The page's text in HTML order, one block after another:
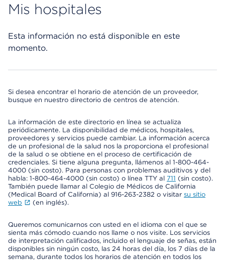
Mis hospitales
Esta información no está disponible en este
momento.
Si desea encontrar el horario de atención de un proveedor,
busque en nuestro directorio de centros de atención.
La información de este directorio en línea se actualiza
periódicamente. La disponibilidad de médicos, hospitales,
proveedores y servicios puede cambiar. La información acerca
de un profesional de la salud nos la proporciona el profesional
de la salud o se obtiene en el proceso de certificación de
credenciales. Si tiene alguna pregunta, llámenos al 1-800-464-
4000 (sin costo). Para personas con problemas auditivos y del
habla: 1-800-464-4000 (sin costo) o línea TTY al 711 (sin costo).
También puede llamar al Colegio de Médicos de California
(Medical Board of California) al 916-263-2382 o visitar su sitio
web
(en inglés).
Queremos comunicarnos con usted en el idioma con el que se
sienta más cómodo cuando nos llame o nos visite. Los servicios
de interpretación calificados, incluido el lenguaje de señas, están
disponibles sin ningún costo, las 24 horas del día, los 7 días de la
semana, durante todos los horarios de atención en todos los